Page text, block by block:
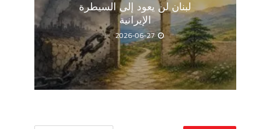
لبنان لن يعود إلى السيطرة
الإيرانية
2026-06-27